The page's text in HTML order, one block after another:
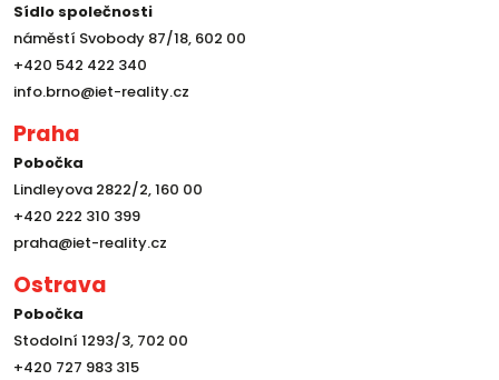
Sídlo společnosti
náměstí Svobody 87/18, 602 00
+420 542 422 340
info.brno@iet-reality.cz
Praha
Pobočka
Lindleyova 2822/2, 160 00
+420 222 310 399
praha@iet-reality.cz
Ostrava
Pobočka
Stodolní 1293/3, 702 00
+420 727 983 315